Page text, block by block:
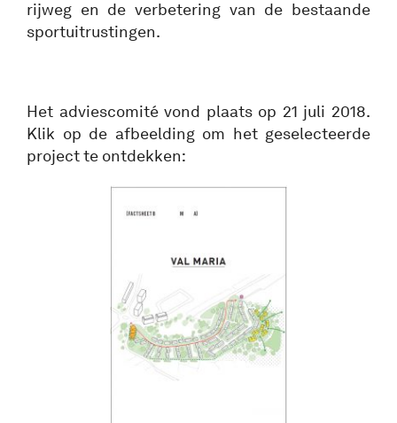
rijweg en de verbetering van de bestaande
sportuitrustingen.
Het adviescomité vond plaats op 21 juli 2018.
Klik op de afbeelding om het geselecteerde
project te ontdekken: